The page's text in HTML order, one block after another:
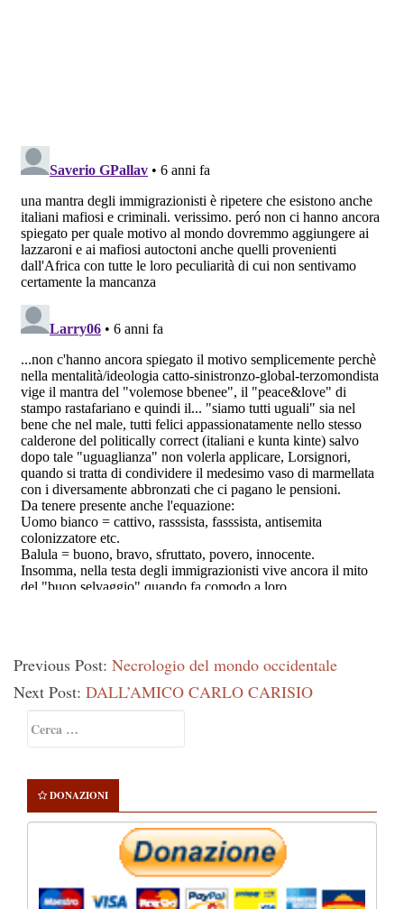
Previous Post: Necrologio del mondo occidentale
Next Post: DALL’AMICO CARLO CARISIO
Sidebar
per:
DONAZIONI